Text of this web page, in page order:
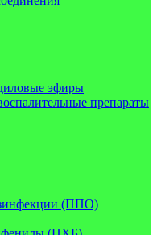
эфиры
препараты
(ППО)